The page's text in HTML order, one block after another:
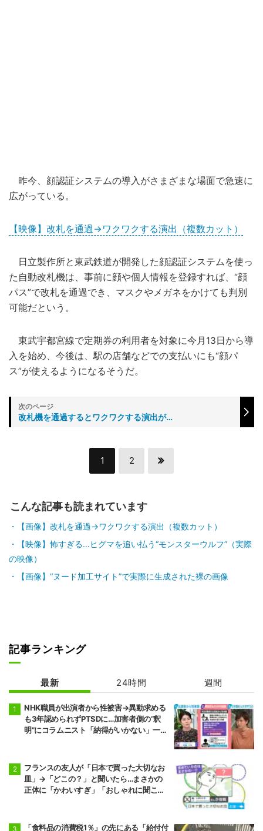
昨今、顔認証システムの導入がさまざまな場面で急速に
広がっている。
【映像】改札を通過→ワクワクする演出（複数カット）
日立製作所と東武鉄道が開発した顔認証システムを使っ
た自動改札機は、事前に顔や個人情報を登録すれば、“顔
パス”で改札を通過でき、マスクやメガネをかけても判別
可能だという。
東武宇都宮線で定期券の利用者を対象に今月13日から導
入を始め、今後は、駅の店舗などでの支払いにも“顔パ
ス”が使えるようになるそうだ。
改札機を通過するとワクワクする演出が…
1 2
こんな記事も読まれています
【画像】改札を通過→ワクワクする演出（複数カット）
【映像】怖すぎる…ヒグマを追い払う“モンスターウルフ”（実際
の映像）
【画像】“ヌード加工サイト”で実際に生成された裸の画像
記事ランキング
最新 24時間 週間
NHK職員が出演者から性被害→異動求める
も3年認められずPTSDに…加害者側の“釈
明”にコラムニスト「納得がいかない」一方
フランスの友人が「日本で買った大切なお
皿」→「どこの？」と聞いたら…まさかの
正体に「かわいすぎ」「おしゃれに聞こえ
「食料品の消費税1％」の先にある「給付付